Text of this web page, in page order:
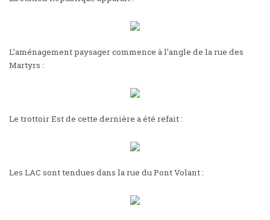
L’aménagement paysager commence à l’angle de la rue des
Martyrs :
Le trottoir Est de cette dernière a été refait :
Les LAC sont tendues dans la rue du Pont Volant :